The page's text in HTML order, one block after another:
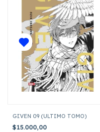
GIVEN 09 (ULTIMO TOMO)
$15.000,00